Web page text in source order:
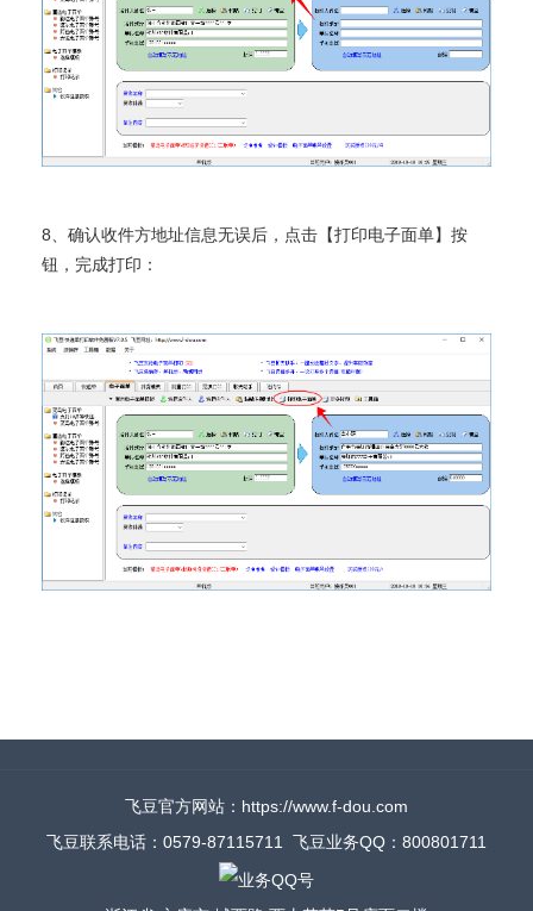
8、确认收件方地址信息无误后，点击【打印电子面单】按
钮，完成打印：
飞豆官方网站：https://www.f-dou.com
飞豆联系电话：0579-87115711 飞豆业务QQ：800801711